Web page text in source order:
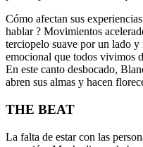
Cómo afectan sus
hablar ? Movimientos
terciopelo suave por un lado
emocional que todos vivimos
En este canto desbocado,
abren sus almas y hacen
THE BEAT
La falta de estar con las